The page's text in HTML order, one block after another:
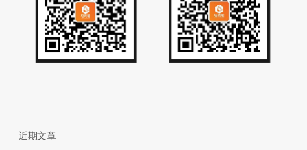
近期文章